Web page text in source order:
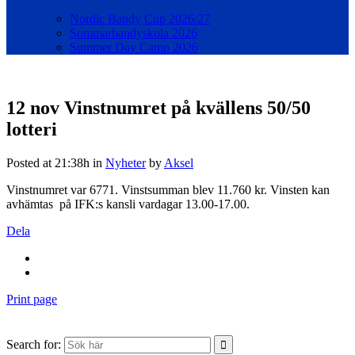
Nordic Bandy Cup 2026/27
Sommarbandyskola 2026
Summer Day Camp 2026
12 nov Vinstnumret på kvällens 50/50
lotteri
Posted at 21:38h in Nyheter by Aksel
Vinstnumret var 6771. Vinstsumman blev 11.760 kr. Vinsten kan
avhämtas på IFK:s kansli vardagar 13.00-17.00.
Dela
Print page
Search for: